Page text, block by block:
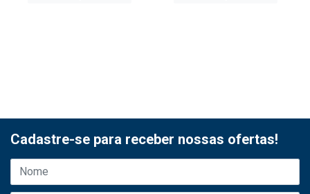
Cadastre-se para receber nossas ofertas!